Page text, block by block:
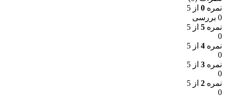
نمره 0 از 5
0 بررسی
نمره 5 از 5
0
نمره 4 از 5
0
نمره 3 از 5
0
نمره 2 از 5
0